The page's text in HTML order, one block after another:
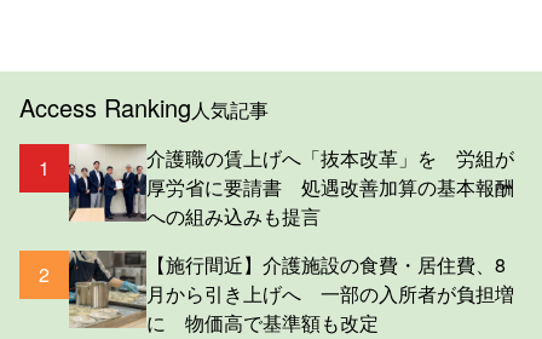
Access Ranking人気記事
1
介護職の賃上げへ「抜本改革」を 労組が
厚労省に要請書 処遇改善加算の基本報酬
への組み込みも提言
2
【施行間近】介護施設の食費・居住費、8
月から引き上げへ 一部の入所者が負担増
に 物価高で基準額も改定